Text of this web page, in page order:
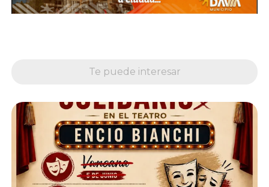
Te puede interesar